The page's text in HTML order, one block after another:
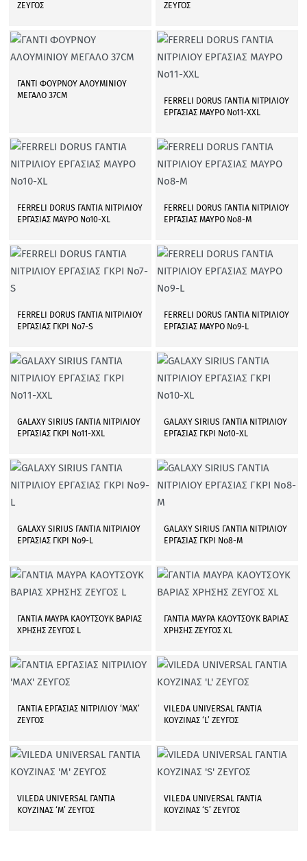
ΖΕΥΓΟΣ
ΖΕΥΓΟΣ
ΓΑΝΤΙ ΦΟΥΡΝΟΥ ΑΛΟΥΜΙΝΙΟΥ
ΜΕΓΑΛΟ 37CM
FERRELI DORUS ΓΑΝΤΙΑ ΝΙΤΡΙΛΙΟΥ
ΕΡΓΑΣΙΑΣ ΜΑΥΡΟ Νο11-XXL
FERRELI DORUS ΓΑΝΤΙΑ ΝΙΤΡΙΛΙΟΥ
ΕΡΓΑΣΙΑΣ ΜΑΥΡΟ Νο10-XL
FERRELI DORUS ΓΑΝΤΙΑ ΝΙΤΡΙΛΙΟΥ
ΕΡΓΑΣΙΑΣ ΜΑΥΡΟ Νο8-M
FERRELI DORUS ΓΑΝΤΙΑ ΝΙΤΡΙΛΙΟΥ
ΕΡΓΑΣΙΑΣ ΓΚΡΙ Νο7-S
FERRELI DORUS ΓΑΝΤΙΑ ΝΙΤΡΙΛΙΟΥ
ΕΡΓΑΣΙΑΣ ΜΑΥΡΟ Νο9-L
GALAXY SIRIUS ΓΑΝΤΙΑ ΝΙΤΡΙΛΙΟΥ
ΕΡΓΑΣΙΑΣ ΓΚΡΙ Νο11-XXL
GALAXY SIRIUS ΓΑΝΤΙΑ ΝΙΤΡΙΛΙΟΥ
ΕΡΓΑΣΙΑΣ ΓΚΡΙ Νο10-XL
GALAXY SIRIUS ΓΑΝΤΙΑ ΝΙΤΡΙΛΙΟΥ
ΕΡΓΑΣΙΑΣ ΓΚΡΙ Νο9-L
GALAXY SIRIUS ΓΑΝΤΙΑ ΝΙΤΡΙΛΙΟΥ
ΕΡΓΑΣΙΑΣ ΓΚΡΙ Νο8-M
ΓΑΝΤΙΑ ΜΑΥΡΑ ΚΑΟΥΤΣΟΥΚ ΒΑΡΙΑΣ
ΧΡΗΣΗΣ ΖΕΥΓΟΣ L
ΓΑΝΤΙΑ ΜΑΥΡΑ ΚΑΟΥΤΣΟΥΚ ΒΑΡΙΑΣ
ΧΡΗΣΗΣ ΖΕΥΓΟΣ XL
ΓΑΝΤΙΑ ΕΡΓΑΣΙΑΣ ΝΙΤΡΙΛΙΟΥ ‘MAX’
ΖΕΥΓΟΣ
VILEDA UNIVERSAL ΓΑΝΤΙΑ
ΚΟΥΖΙΝΑΣ ‘L’ ΖΕΥΓΟΣ
VILEDA UNIVERSAL ΓΑΝΤΙΑ
ΚΟΥΖΙΝΑΣ ‘Μ’ ΖΕΥΓΟΣ
VILEDA UNIVERSAL ΓΑΝΤΙΑ
ΚΟΥΖΙΝΑΣ ‘S’ ΖΕΥΓΟΣ